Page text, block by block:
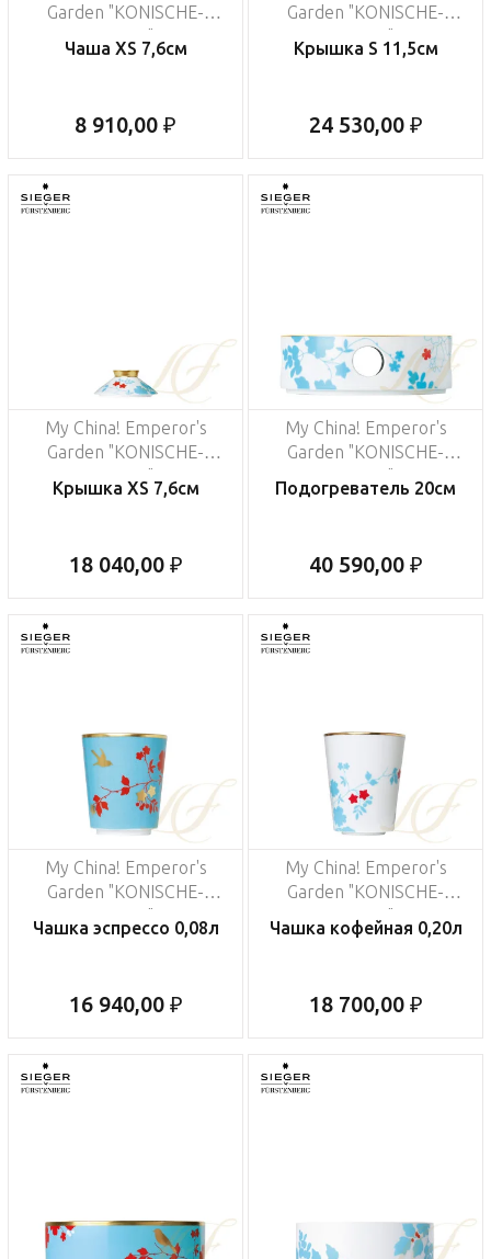
Garden "KONISCHE-
Чаша XS 7,6см
8 910,00 ₽
Garden "KONISCHE-
Крышка S 11,5см
24 530,00 ₽
My China! Emperor's
Garden "KONISCHE-
Крышка XS 7,6см
18 040,00 ₽
My China! Emperor's
Garden "KONISCHE-
Подогреватель 20см
40 590,00 ₽
My China! Emperor's
Garden "KONISCHE-
Чашка эспрессо 0,08л
16 940,00 ₽
My China! Emperor's
Garden "KONISCHE-
FORM"
Чашка кофейная 0,20л
18 700,00 ₽